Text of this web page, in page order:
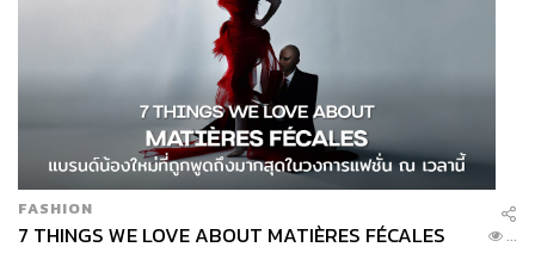
FASHION
7 THINGS WE LOVE ABOUT MATIÈRES FÉCALES ...